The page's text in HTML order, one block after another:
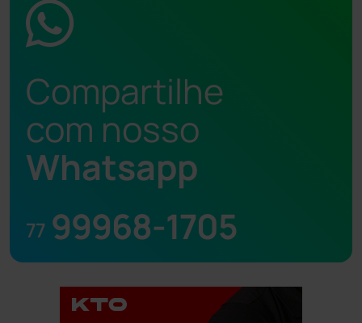
Compartilhe
com nosso
Whatsapp
77 99968-1705